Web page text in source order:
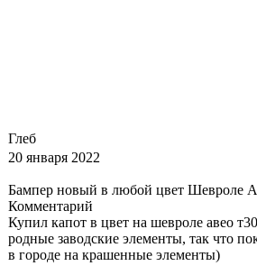
Глеб
20 января 2022
Бампер новый в любой цвет Шевроле
Комментарий
Купил капот в цвет на шевроле авео
родные заводские элементы, так что
в городе на крашенные элементы)